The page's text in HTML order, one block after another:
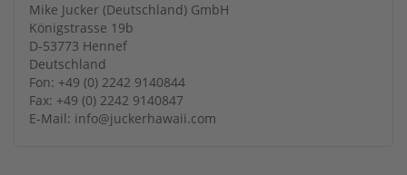
Mike Jucker (Deutschland) GmbH
Königstrasse 19b
D-53773 Hennef
Deutschland
Fon: +49 (0) 2242 9140844
Fax: +49 (0) 2242 9140847
E-Mail: info@juckerhawaii.com